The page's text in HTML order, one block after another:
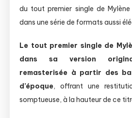
du tout premier single de Mylène
dans une série de formats aussi
Le tout premier single de
dans sa version
remasterisée à partir des
d’époque, offrant une
somptueuse, à la hauteur de ce